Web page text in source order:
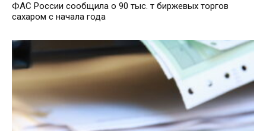
ФАС России сообщила о 90 тыс. т биржевых торгов
сахаром с начала года